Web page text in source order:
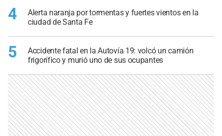
4
Alerta naranja por tormentas y fuertes vientos en la
ciudad de Santa Fe
5
Accidente fatal en la Autovía 19: volcó un camión
frigorífico y murió uno de sus ocupantes